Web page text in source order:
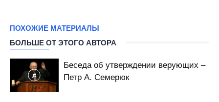
ПОХОЖИЕ МАТЕРИАЛЫ
БОЛЬШЕ ОТ ЭТОГО АВТОРА
Беседа об утверждении верующих –
Петр А. Семерюк